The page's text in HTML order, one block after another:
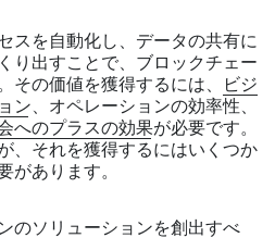
スを自動化し、データの共有に
り出すことで、ブロックチェー
その価値を獲得するには、
ビジ
ン 、オペレーションの効率性、
へのプラスの効果が必要です。
、それを獲得するにはいくつか
があります。
のソリューションを創出すべ